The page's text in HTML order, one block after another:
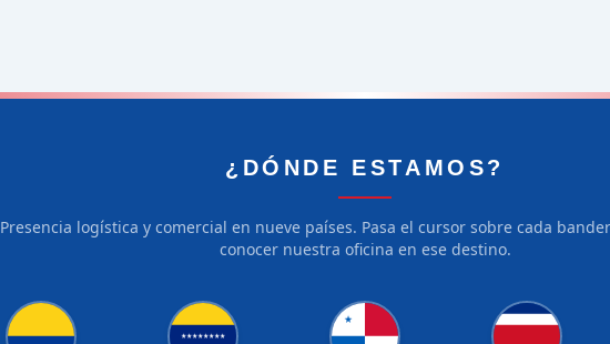
¿DÓNDE ESTAMOS?
Presencia logística y comercial en nueve países. Pasa el cursor sobre cada
conocer nuestra oficina en ese destino.
★★★★★★★★
★